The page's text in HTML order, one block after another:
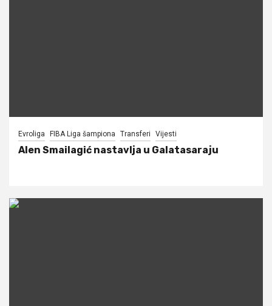
Evroliga FIBA Liga šampiona Transferi Vijesti
Alen Smailagić nastavlja u Galatasaraju